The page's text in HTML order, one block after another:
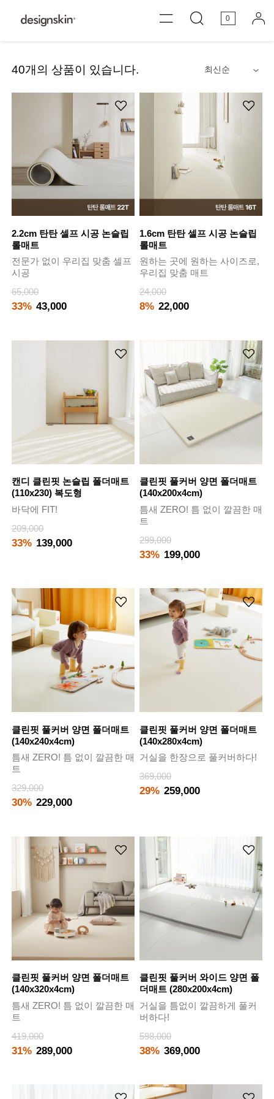
0
40개의 상품이 있습니다.
2.2cm 탄탄 셀프 시공 논슬립
롤매트
전문가 없이 우리집 맞춤 셀프
시공
65,000
33% 43,000
1.6cm 탄탄 셀프 시공 논슬립
롤매트
원하는 곳에 원하는 사이즈로,
우리집 맞춤 매트
24,000
8% 22,000
캔디 클린핏 논슬립 폴더매트
(110x230) 복도형
바닥에 FIT!
209,000
33% 139,000
클린핏 풀커버 양면 폴더매트
(140x200x4cm)
틈새 ZERO! 틈 없이 깔끔한 매
트
299,000
33% 199,000
클린핏 풀커버 양면 폴더매트
(140x240x4cm)
틈새 ZERO! 틈 없이 깔끔한 매
트
329,000
30% 229,000
클린핏 풀커버 양면 폴더매트
(140x280x4cm)
거실을 한장으로 풀커버하다!
369,000
29% 259,000
클린핏 풀커버 양면 폴더매트
(140x320x4cm)
틈새 ZERO! 틈 없이 깔끔한 매
트
419,000
31% 289,000
클린핏 풀커버 와이드 양면 폴
더매트 (280x200x4cm)
거실을 틈없이 깔끔하게 풀커
버하다!
598,000
38% 369,000